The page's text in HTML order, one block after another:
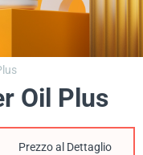
Oil Plus
Prezzo al Dettaglio